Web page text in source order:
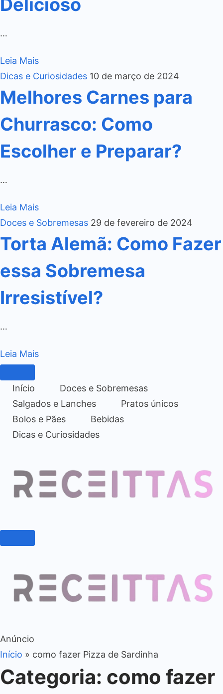
Delicioso
…
Leia Mais
Dicas e Curiosidades 10 de março de 2024
Melhores Carnes para
Churrasco: Como
Escolher e Preparar?
…
Leia Mais
Doces e Sobremesas 29 de fevereiro de 2024
Torta Alemã: Como Fazer
essa Sobremesa
Irresistível?
…
Leia Mais
Início
Doces e Sobremesas
Salgados e Lanches
Pratos únicos
Bolos e Pães
Bebidas
Dicas e Curiosidades
Anúncio
Início » como fazer Pizza de Sardinha
Categoria: como fazer